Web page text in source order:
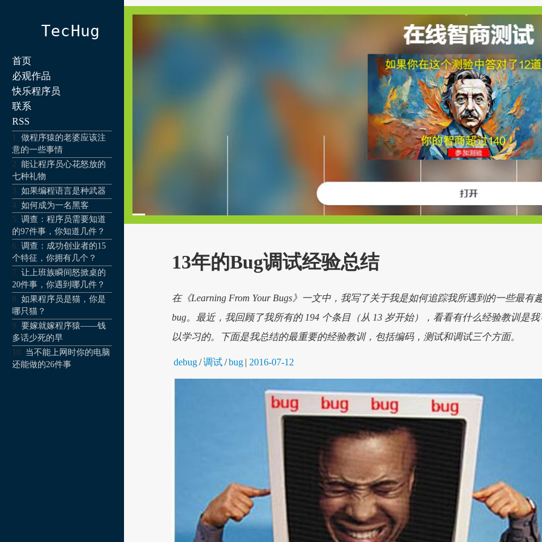
TecHug
首页
必观作品
快乐程序员
联系
RSS
做程序猿的老婆应该注
意的一些事情
能让程序员心花怒放的
七种礼物
如果编程语言是种武器
如何成为一名黑客
调查：程序员需要知道
的97件事，你知道几件？
调查：成功创业者的15
个特征，你拥有几个？
让上班族瞬间怒掀桌的
20件事，你遇到哪几件？
如果程序员是猫，你是
哪只猫？
要嫁就嫁程序猿——钱
多话少死的早
当不能上网时你的电脑
还能做的26件事
13年的Bug调试经验总结
在《Learning From Your Bugs》一文中，我写了关于我是如何追踪我所遇到的一些最有
bug。最近，我回顾了我所有的 194 个条目（从 13 岁开始），看看有什么经验教训是我
以学习的。下面是我总结的最重要的经验教训，包括编码，测试和调试三个方面。
debug/调试/bug | 2016-07-12